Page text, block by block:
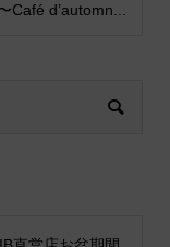
Café d’automn...